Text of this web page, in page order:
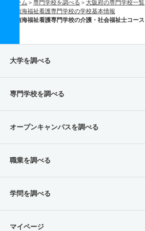
ホーム 専門学校を調べる
大阪府の専門学校一覧
南海福祉看護専門学校の学校基本情報
南海福祉看護専門学校の介護・社会福祉士コース
大学を調べる
専門学校を調べる
オープンキャンパスを調べる
職業を調べる
学問を調べる
マイページ